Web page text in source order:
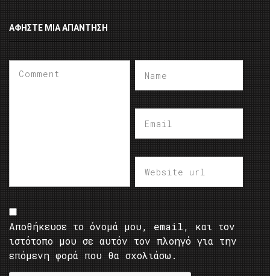
ΑΦΉΣΤΕ ΜΙΑ ΑΠΆΝΤΗΣΗ
Αποθήκευσε το όνομά μου, email, και τον
ιστότοπο μου σε αυτόν τον πλοηγό για την
επόμενη φορά που θα σχολιάσω.